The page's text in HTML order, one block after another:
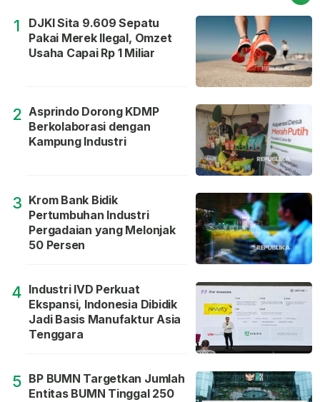
1
DJKI Sita 9.609 Sepatu
Pakai Merek Ilegal, Omzet
Usaha Capai Rp 1 Miliar
2 Asprindo Dorong KDMP
Berkolaborasi dengan
Kampung Industri
3 Krom Bank Bidik
Pertumbuhan Industri
Pergadaian yang Melonjak
50 Persen
4 Industri IVD Perkuat
Ekspansi, Indonesia Dibidik
Jadi Basis Manufaktur Asia
Tenggara
5 BP BUMN Targetkan Jumlah
Entitas BUMN Tinggal 250